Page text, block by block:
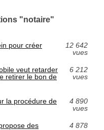
"notaire"
pour créer
12 642
vues
veut retarder
retirer le bon de
6 212
vues
la procédure de
4 890
vues
des
4 878